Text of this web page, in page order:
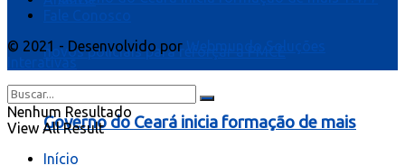
Governo do Ceará inicia formação de mais
© 2021 - Desenvolvido por
Nenhum Resultado
View All Result
Início